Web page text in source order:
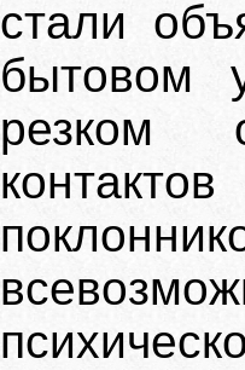
стали
бытовом
резком